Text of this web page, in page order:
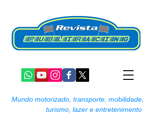
Mundo motorizado, transporte, mobilidade,
turismo, lazer e entretenimento